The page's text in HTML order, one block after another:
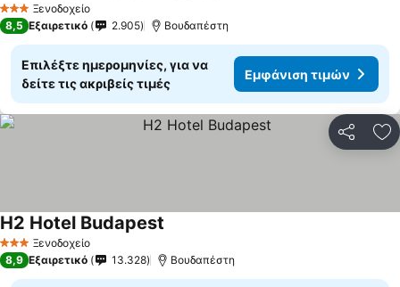
3 ΑστέριαΞενοδοχείο
8,5 Εξαιρετικό 2.905 Βουδαπέστη
Επιλέξτε ημερομηνίες, για να
δείτε τις ακριβείς τιμές
Εμφάνιση τιμών
3 ΑστέριαΞενοδοχείο
H2 Hotel Budapest
8,9 Εξαιρετικό 13.328 Βουδαπέστη